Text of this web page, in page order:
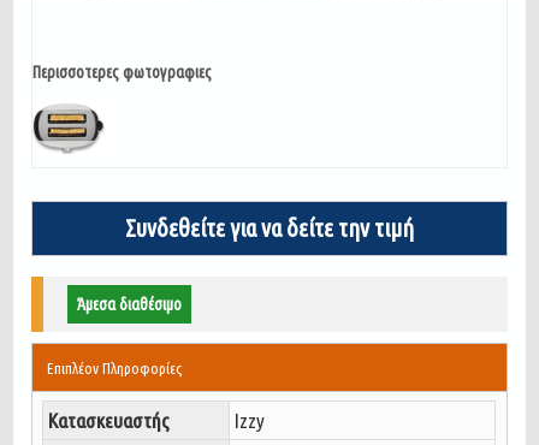
Περισσοτερες φωτογραφιες
Συνδεθείτε για να δείτε την τιμή
Άμεσα διαθέσιμο
Επιπλέον Πληροφορίες
Κατασκευαστής
Izzy